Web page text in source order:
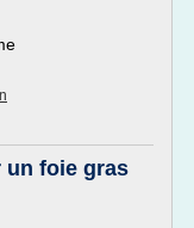
un foie gras